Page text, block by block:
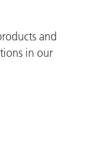
and
in our